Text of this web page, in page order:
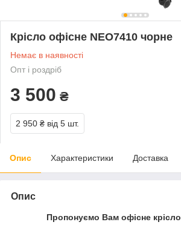
Крісло офісне NEO7410 чорне
Немає в наявності
Опт і роздріб
3 500 ₴
2 950 ₴ від 5 шт.
Опис Характеристики Доставка
Опис
Пропонуємо Вам офісне крісло